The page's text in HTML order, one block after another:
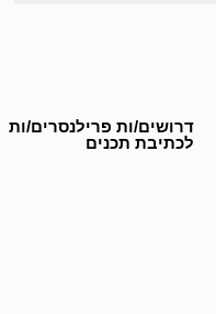
דרושים/ות פרילנסרים/ות
לכתיבת תכנים